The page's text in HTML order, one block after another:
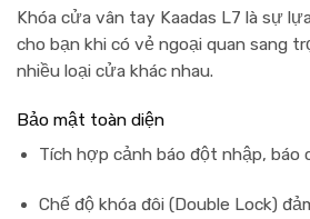
Khóa cửa vân tay Kaadas L7 là sự
cho bạn khi có vẻ ngoại quan sang
nhiều loại cửa khác nhau.
Bảo mật toàn diện
Tích hợpcảnh báo đột nhập, báo
Chế độkhóa đôi (Double Lock)